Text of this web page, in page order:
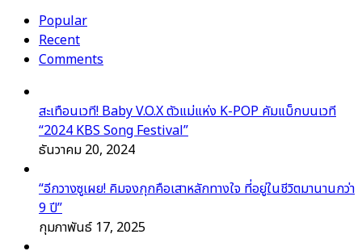
Popular
Recent
Comments
สะเทือนเวที! Baby V.O.X ตัวแม่แห่ง K-POP คัมแบ็กบนเวที
“2024 KBS Song Festival”
ธันวาคม 20, 2024
“อีกวางซูเผย! คิมจงกุกคือเสาหลักทางใจ ที่อยู่ในชีวิตมานานกว่า
9 ปี”
กุมภาพันธ์ 17, 2025